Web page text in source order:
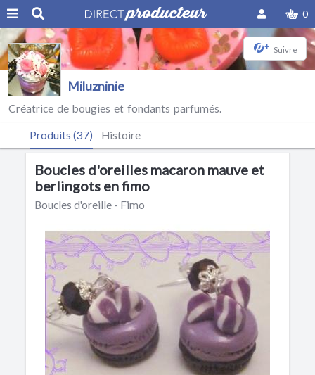
0
+ Suivre
Miluzninie
Créatrice de bougies et fondants parfumés.
Produits (37) Histoire
Boucles d'oreilles macaron mauve et
berlingots en fimo
Boucles d'oreille - Fimo